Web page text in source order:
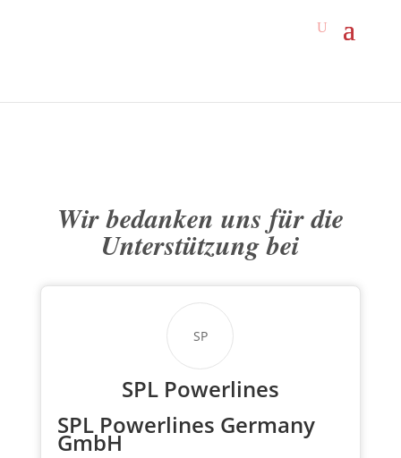
Wir bedanken uns für die
Unterstützung bei
SP
SPL Powerlines
SPL Powerlines Germany
GmbH